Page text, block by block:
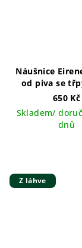
Náušnice
od piva se
650 Kč
Skladem/
dnů
Z láhve